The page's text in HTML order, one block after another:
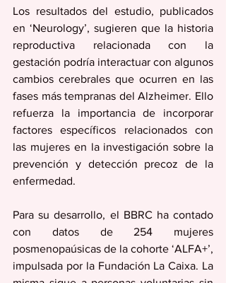
Los resultados del estudio, publicados
en ‘Neurology’, sugieren que la historia
reproductiva relacionada con la
gestación podría interactuar con algunos
cambios cerebrales que ocurren en las
fases más tempranas del Alzheimer. Ello
refuerza la importancia de incorporar
factores específicos relacionados con
las mujeres en la investigación sobre la
prevención y detección precoz de la
enfermedad.
Para su desarrollo, el BBRC ha contado
con datos de 254 mujeres
posmenopaúsicas de la cohorte ‘ALFA+’,
impulsada por la Fundación La Caixa. La